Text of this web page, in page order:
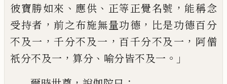
彼寶勝如來 、 應供 、 正等正覺名號 ， 能稱念
受持者 ，前之布施無量功德 ， 比是功德百分
不及一 ，千分不及一 ， 百千分不及一 ， 阿僧
祇分不及一 ， 算分 、 喻分皆不及一 。」